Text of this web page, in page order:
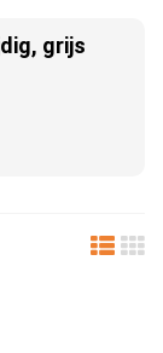
grijs